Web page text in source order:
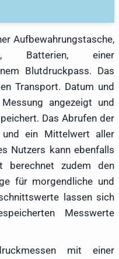
Aufbewahrungstasche,
Batterien, einer
Blutdruckpass. Das
Transport. Datum und
angezeigt und
Das Abrufen der
ein Mittelwert aller
Nutzers kann ebenfalls
berechnet zudem den
für morgendliche und
lassen sich
Messwerte
mit einer